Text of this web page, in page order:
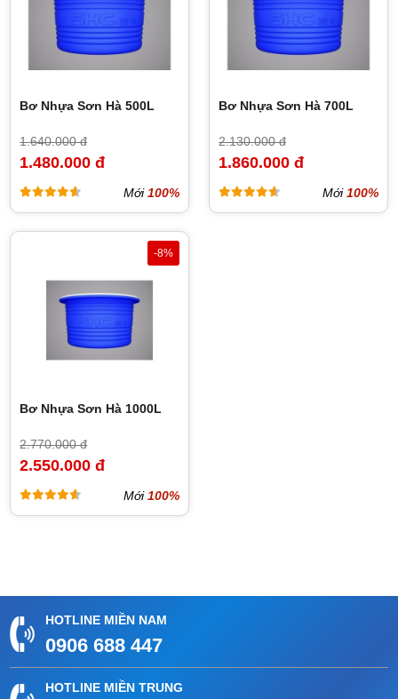
Bơ Nhựa Sơn Hà 500L
1.640.000 đ
1.480.000 đ
Mới100%
Bơ Nhựa Sơn Hà 700L
2.130.000 đ
1.860.000 đ
Mới100%
-8%
Bơ Nhựa Sơn Hà 1000L
2.770.000 đ
2.550.000 đ
Mới100%
HOTLINE MIỀN NAM
0906 688 447
HOTLINE MIỀN TRUNG